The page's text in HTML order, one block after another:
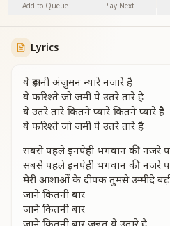
Add to Queue Play Next
Lyrics
ये रूहानी अंजुमन न्यारे नजारे है
ये फरिश्ते जो जमी पे उतरे तारे है
ये उतरे तारे कितने प्यारे कितने प्यारे है
ये फरिश्ते जो जमी पे उतरे तारे है
सबसे पहले इनपेही भगवान की नजरे
सबसे पहले इनपेही भगवान की नजरे
मेरी आशाओं के दीपक तुमसे उम्मीदे
जाने कितनी बार
जाने कितनी बार
जाने कितनी बार जन्नत ये उतारे है